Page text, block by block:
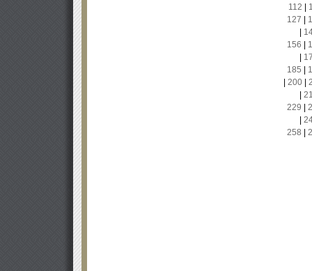
112
127
156
185
200|
229
258